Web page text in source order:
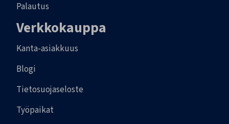
Palautus
Verkkokauppa
Kanta-asiakkuus
Blogi
Tietosuojaseloste
Työpaikat